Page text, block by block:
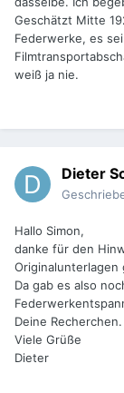
Geschätzt Mitte
Federwerke, es
weiß ja nie.
Dieter
Hallo Simon,
danke für den
Originalunterlagen
Da gab es also
Deine Recherchen.
Viele Grüße
Dieter